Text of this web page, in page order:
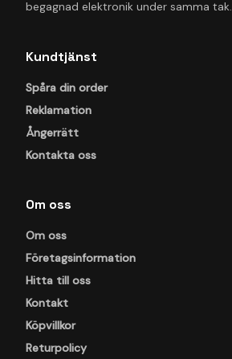
begagnad elektronik under samma tak.
Kundtjänst
Spåra din order
Reklamation
Ångerrätt
Kontakta oss
Om oss
Om oss
Företagsinformation
Hitta till oss
Kontakt
Köpvillkor
Returpolicy